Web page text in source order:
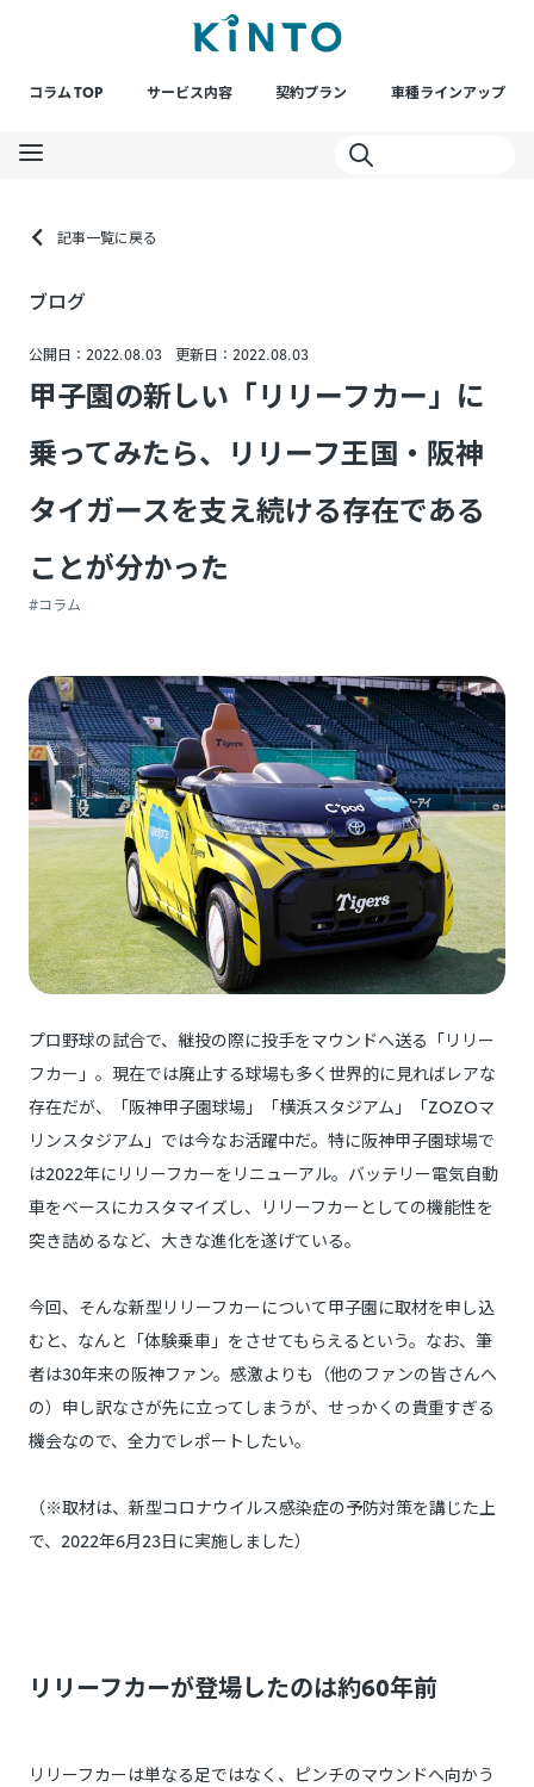
コラム TOP サービス内容 契約プラン 車種ラインアップ
記事一覧に戻る
ブログ
公開日：2022.08.03 更新日：2022.08.03
甲子園の新しい「リリーフカー」に
乗ってみたら、リリーフ王国・阪神
タイガースを支え続ける存在である
ことが分かった
#コラム
プロ野球の試合で、継投の際に投手をマウンドへ送る「リリー
フカー」。現在では廃止する球場も多く世界的に見ればレアな
存在だが、「阪神甲子園球場」「横浜スタジアム」「ZOZOマ
リンスタジアム」では今なお活躍中だ。特に阪神甲子園球場で
は2022年にリリーフカーをリニューアル。バッテリー電気自動
車をベースにカスタマイズし、リリーフカーとしての機能性を
突き詰めるなど、大きな進化を遂げている。
今回、そんな新型リリーフカーについて甲子園に取材を申し込
むと、なんと「体験乗車」をさせてもらえるという。なお、筆
者は30年来の阪神ファン。感激よりも（他のファンの皆さんへ
の）申し訳なさが先に立ってしまうが、せっかくの貴重すぎる
機会なので、全力でレポートしたい。
（※取材は、新型コロナウイルス感染症の予防対策を講じた上
で、2022年6月23日に実施しました）
リリーフカーが登場したのは約60年前
リリーフカーは単なる足ではなく、ピンチのマウンドへ向かう